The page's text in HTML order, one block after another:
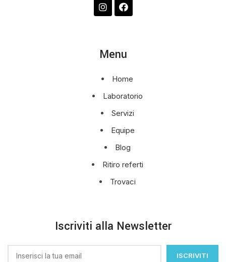
Menu
Home
Laboratorio
Servizi
Equipe
Blog
Ritiro referti
Trovaci
Iscriviti alla Newsletter